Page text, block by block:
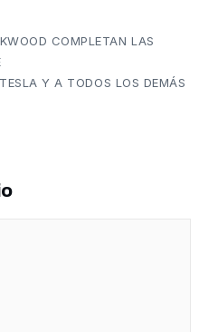
COMPLETAN LAS
Y A TODOS LOS DEMÁS